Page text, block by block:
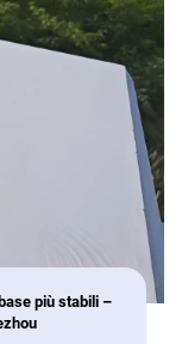
più stabili –